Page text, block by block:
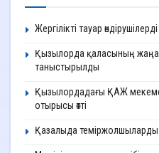
Жергілікті тауар
Қызылорда қаласының жаңа
таныстырылды
Қызылордадағы ҚАЖ
отырысы өтті
Қазалыда теміржолшылардың